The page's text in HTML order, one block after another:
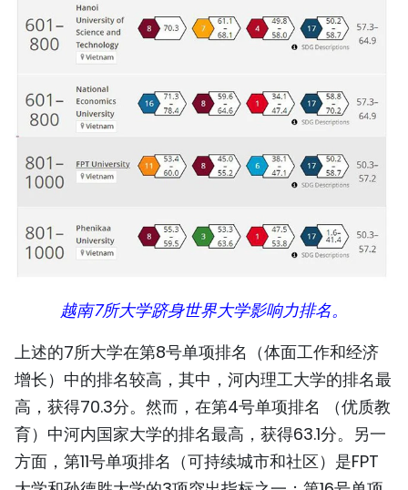
越南7所大学跻身世界大学影响力排名。
上述的7所大学在第8号单项排名（体面工作和经济
增长）中的排名较高，其中，河内理工大学的排名最
高，获得70.3分。然而，在第4号单项排名 （优质教
育）中河内国家大学的排名最高，获得63.1分。另一
方面，第11号单项排名（可持续城市和社区）是FPT